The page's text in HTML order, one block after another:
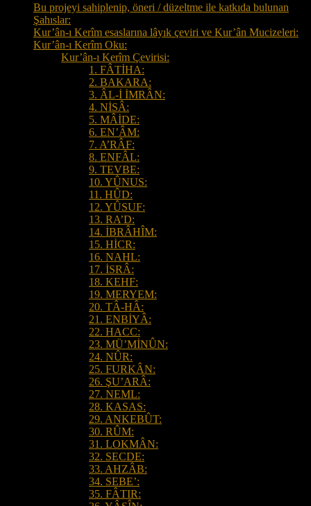
Bu projeyi sahiplenip, öneri / düzeltme ile katkıda bulunan
Şahıslar:
Kur’ân-ı Kerîm esaslarına lâyık çeviri ve Kur’ân Mucizeleri:
Kur’ân-ı Kerîm Oku:
Kur’ân-ı Kerîm Çevirisi:
1. FÂTİHA:
2. BAKARA:
3. ÂL-İ İMRÂN:
4. NİSÂ:
5. MÂİDE:
6. EN’ÂM:
7. A’RÂF:
8. ENFÂL:
9. TEVBE:
10. YÛNUS:
11. HÛD:
12. YÛSUF:
13. RA’D:
14. İBRÂHÎM:
15. HİCR:
16. NAHL:
17. İSRÂ:
18. KEHF:
19. MERYEM:
20. TÂ-HÂ:
21. ENBİYÂ:
22. HACC:
23. MÜ’MİNÛN:
24. NÛR:
25. FURKÂN:
26. ŞU’ARÂ:
27. NEML:
28. KASAS:
29. ANKEBÛT:
30. RÛM:
31. LOKMÂN:
32. SECDE:
33. AHZÂB:
34. SEBE’:
35. FÂTIR: